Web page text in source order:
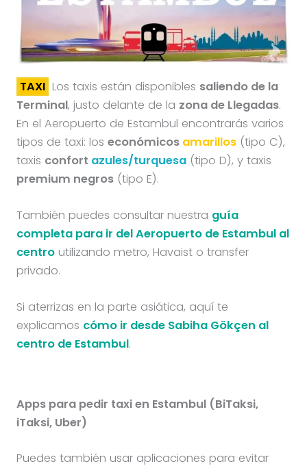
TAXI Los taxis están disponibles saliendo de la
Terminal, justo delante de la zona de Llegadas.
En el Aeropuerto de Estambul encontrarás varios
tipos de taxi: los económicos amarillos (tipo C),
taxis confort azules/turquesa(tipo D), y taxis
premium negros(tipo E).
También puedes consultar nuestra guía
completa para ir del Aeropuerto de Estambul al
centroutilizando metro, Havaist o transfer
privado.
Si aterrizas en la parte asiática, aquí te
explicamos cómo ir desde Sabiha Gökçen al
centro de Estambul.
Apps para pedir taxi en Estambul (BiTaksi,
iTaksi, Uber)
Puedes también usar aplicaciones para evitar